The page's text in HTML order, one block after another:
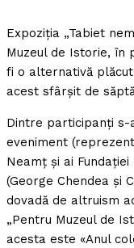
Expoziţia „Tabiet
Muzeul de Istorie, în
fi o alternativă
acest sfârşit de
Dintre participanţi s-
eveniment
Neamţ şi ai Fundaţiei
(George Chendea şi
dovadă de altruism
„Pentru Muzeul de
acesta este «Anul